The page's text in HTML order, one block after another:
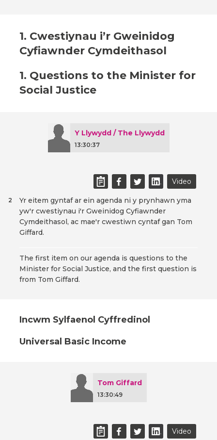
1. Cwestiynau i’r Gweinidog
Cyfiawnder Cymdeithasol
1. Questions to the Minister for
Social Justice
Y Llywydd / The Llywydd
13:30:37
Video
Yr eitem gyntaf ar ein agenda ni y prynhawn yma
yw'r cwestiynau i'r Gweinidog Cyfiawnder
Cymdeithasol, ac mae'r cwestiwn cyntaf gan Tom
Giffard.
2
The first item on our agenda is questions to the
Minister for Social Justice, and the first question is
from Tom Giffard.
Incwm Sylfaenol Cyffredinol
Universal Basic Income
Tom Giffard
13:30:49
Video